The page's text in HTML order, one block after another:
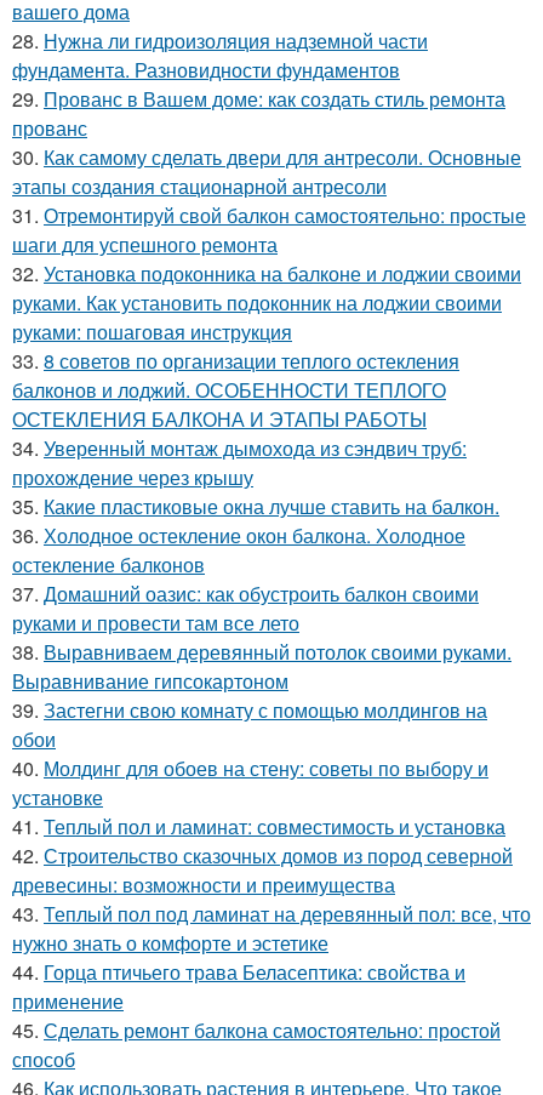
вашего дома
28. Нужна ли гидроизоляция надземной части
фундамента. Разновидности фундаментов
29. Прованс в Вашем доме: как создать стиль ремонта
прованс
30. Как самому сделать двери для антресоли. Основные
этапы создания стационарной антресоли
31. Отремонтируй свой балкон самостоятельно: простые
шаги для успешного ремонта
32. Установка подоконника на балконе и лоджии своими
руками. Как установить подоконник на лоджии своими
руками: пошаговая инструкция
33. 8 советов по организации теплого остекления
балконов и лоджий. ОСОБЕННОСТИ ТЕПЛОГО
ОСТЕКЛЕНИЯ БАЛКОНА И ЭТАПЫ РАБОТЫ
34. Уверенный монтаж дымохода из сэндвич труб:
прохождение через крышу
35. Какие пластиковые окна лучше ставить на балкон.
36. Холодное остекление окон балкона. Холодное
остекление балконов
37. Домашний оазис: как обустроить балкон своими
руками и провести там все лето
38. Выравниваем деревянный потолок своими руками.
Выравнивание гипсокартоном
39. Застегни свою комнату с помощью молдингов на
обои
40. Молдинг для обоев на стену: советы по выбору и
установке
41. Теплый пол и ламинат: совместимость и установка
42. Строительство сказочных домов из пород северной
древесины: возможности и преимущества
43. Теплый пол под ламинат на деревянный пол: все, что
нужно знать о комфорте и эстетике
44. Горца птичьего трава Беласептика: свойства и
применение
45. Сделать ремонт балкона самостоятельно: простой
способ
46. Как использовать растения в интерьере. Что такое